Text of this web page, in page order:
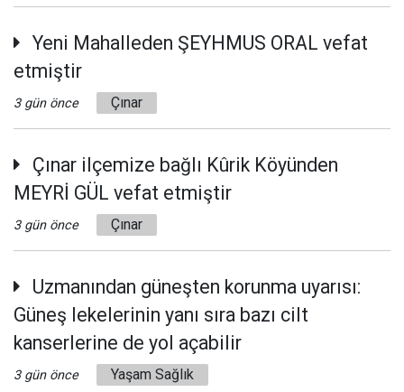
Yeni Mahalleden ŞEYHMUS ORAL vefat
etmiştir
3 gün önce Çınar
Çınar ilçemize bağlı Kûrik Köyünden
MEYRİ GÜL vefat etmiştir
3 gün önce Çınar
Uzmanından güneşten korunma uyarısı:
Güneş lekelerinin yanı sıra bazı cilt
kanserlerine de yol açabilir
3 gün önce Yaşam Sağlık